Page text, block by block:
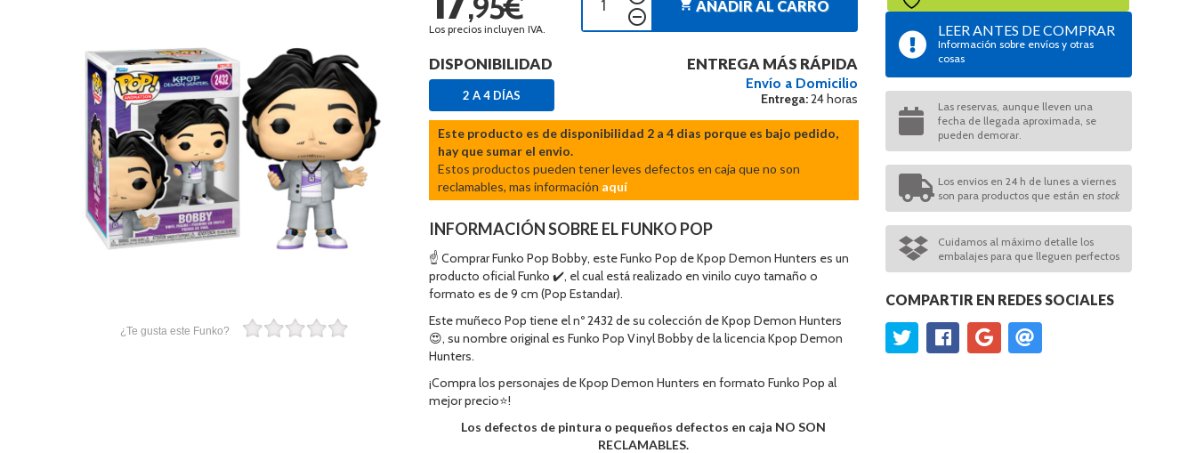
¿Te gusta este Funko?
Los precios incluyen IVA.
remove_circle_outline
shopping_cart AÑADIR AL CARRO
DISPONIBILIDAD
2 A 4 DÍAS
ENTREGA MÁS RÁPIDA
Envío a Domicilio
Entrega:24 horas
Este producto es de disponibilidad 2 a 4 dias porque es bajo pedido,
hay que sumar el envio.
Estos productos pueden tener leves defectos en caja que no son
reclamables, mas información aquí
INFORMACIÓN SOBRE EL FUNKO POP
☝ Comprar Funko Pop Bobby, este Funko Pop de Kpop Demon Hunters es un
producto oficial Funko ✔️, el cual está realizado en vinilo cuyo tamaño o
formato es de 9 cm (Pop Estandar).
Este muñeco Pop tiene el nº 2432 de su colección de Kpop Demon Hunters
😍, su nombre original es Funko Pop Vinyl Bobby de la licencia Kpop Demon
Hunters.
¡Compra los personajes de Kpop Demon Hunters en formato Funko Pop al
mejor precio⭐!
Los defectos de pintura o pequeños defectos en caja NO SON
RECLAMABLES.
LEER ANTES DE COMPRAR
Información sobre envíos y otras
cosas
Las reservas, aunque lleven una
fecha de llegada aproximada, se
pueden demorar.
Los envios en 24 h de lunes a viernes
son para productos que están en stock
Cuidamos al máximo detalle los
embalajes para que lleguen perfectos
COMPARTIR EN REDES SOCIALES